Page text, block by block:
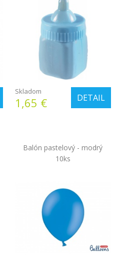
DETAIL
Skladom
1,65 €
Balón pastelový - modrý
10ks